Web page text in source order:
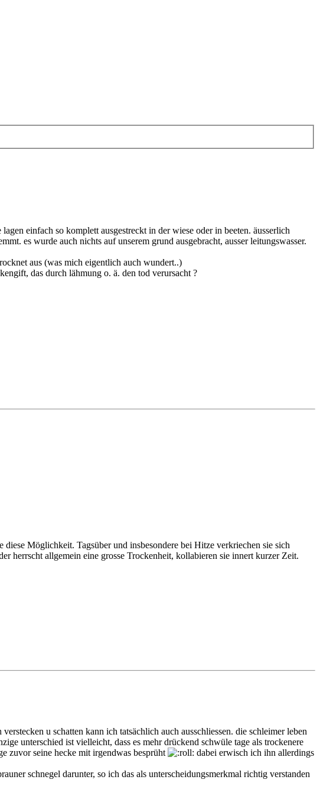
einfach so komplett ausgestreckt in der wiese oder in beeten. äusserlich
es wurde auch nichts auf unserem grund ausgebracht, ausser leitungswasser.
aus (was mich eigentlich auch wundert..)
das durch lähmung o. ä. den tod verursacht ?
Möglichkeit. Tagsüber und insbesondere bei Hitze verkriechen sie sich
herrscht allgemein eine grosse Trockenheit, kollabieren sie innert kurzer Zeit.
u schatten kann ich tatsächlich auch ausschliessen. die schleimer leben
unterschied ist vielleicht, dass es mehr drückend schwüle tage als trockenere
zuvor seine hecke mit irgendwas besprüht
dabei erwisch ich ihn allerdings
schnegel darunter, so ich das als unterscheidungsmerkmal richtig verstanden